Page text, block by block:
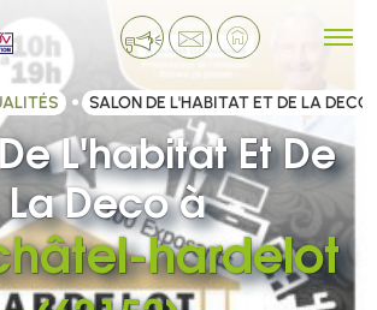
SALON DE L'HABITAT ET DE LA
L'habitat Et De
La Deco à
hardelot